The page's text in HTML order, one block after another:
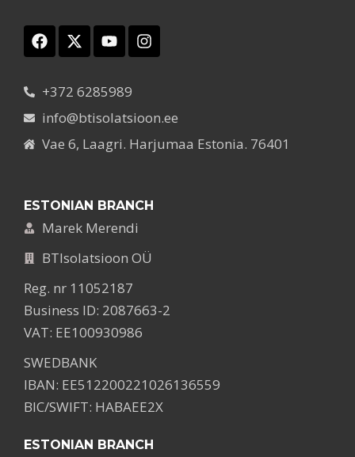
+372 6285989
info@btisolatsioon.ee
Vae 6, Laagri. Harjumaa Estonia. 76401
ESTONIAN BRANCH
Marek Merendi
BTIsolatsioon OÜ
Reg. nr 11052187
Business ID: 2087663-2
VAT: EE100930986
SWEDBANK
IBAN: EE512200221026136559
BIC/SWIFT: HABAEE2X
ESTONIAN BRANCH